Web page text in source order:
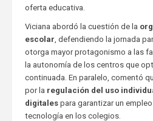
oferta educativa.
Viciana abordó la cuestión de la
escolar , defendiendo la jornada
otorga mayor protagonismo a las
la autonomía de los centros que
continuada. En paralelo, comentó
por la regulación del uso
digitalespara garantizar un
tecnología en los colegios.